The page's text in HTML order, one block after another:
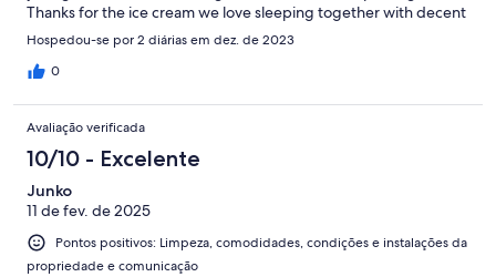
Thanks for the ice cream we love sleeping together with decent
size bed! Will certainly return in the future from Canada !
Hospedou-se por 2 diárias em dez. de 2023
0
Avaliação verificada
10/10 - Excelente
Junko
11 de fev. de 2025
Pontos positivos: Limpeza, comodidades, condições e instalações da
propriedade e comunicação